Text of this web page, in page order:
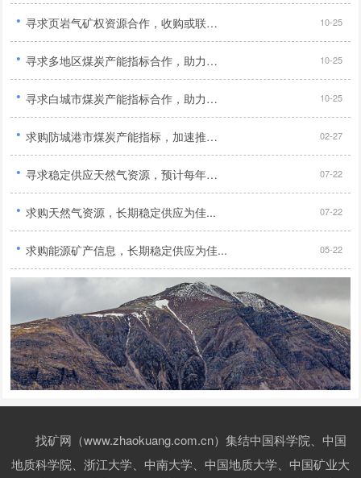
· 寻求页岩气矿权资源合作，收购或联合开采优质项目... 10-25
· 寻求多地区煤炭产能指标合作，助力矿山扩产升级... 10-25
· 寻求白城市煤炭产能指标合作，助力矿山扩产增效... 10-25
· 求购防城港市煤炭产能指标，加速推进企业生产... 02-27
· 寻求稳定供应天然气资源，预计每年需求量约为2000万立方米... 07-22
· 求购天然气资源，长期稳定供应为佳... 07-22
· 求购能源矿产信息，长期稳定供应为佳... 05-22
找矿网（www.zhaokuang.com.cn）集结中国科学院、中国
地质科学院、浙江大学、中南大学、中国地质大学、中国矿业大